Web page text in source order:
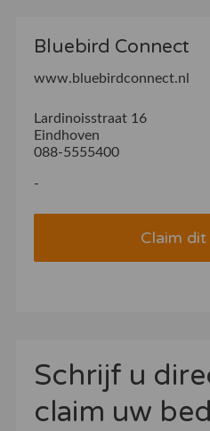
Bluebird Connect
www.bluebirdconnect.nl
Lardinoisstraat 16
Eindhoven
088-5555400
-
Claim
Schrijf u
claim uw